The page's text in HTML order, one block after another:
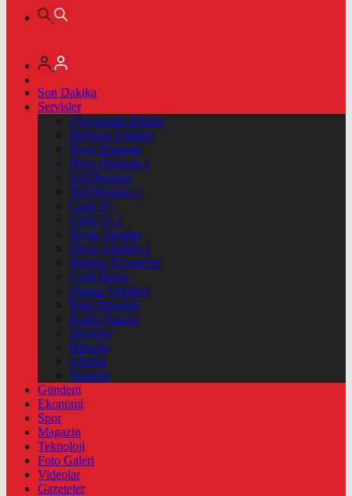
Son Dakika
Servisler
Vizyondaki Filmler
Haftanin Filmleri
Hava Durumu
Hava Durumu 2
Yol Durumu
Yol Durumu 2
Canlı Tv
Canlı Tv 2
Yayın Akışları
Yayın Akışları 2
Nöbetçi Eczaneler
Canlı Borsa
Namaz Vakitleri
Puan Durumu
Kripto Paralar
Dövizler
Hisseler
Altınlar
Pariteler
Gündem
Ekonomi
Spor
Magazin
Teknoloji
Foto Galeri
Videolar
Gazeteler